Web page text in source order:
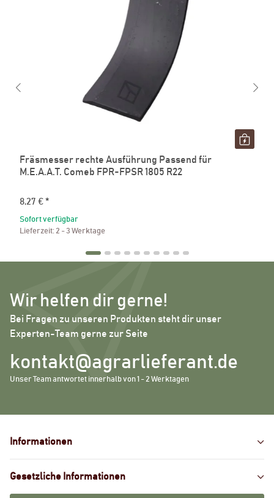
Fräsmesser rechte Ausführung Passend für
M.E.A.A.T. Comeb FPR-FPSR 1805 R22
8,27 € *
Sofort verfügbar
Lieferzeit: 2 - 3 Werktage
Wir helfen dir gerne!
Bei Fragen zu unseren Produkten steht dir unser
Experten-Team gerne zur Seite
kontakt@agrarlieferant.de
Unser Team antwortet innerhalb von 1 - 2 Werktagen
Informationen
Gesetzliche Informationen